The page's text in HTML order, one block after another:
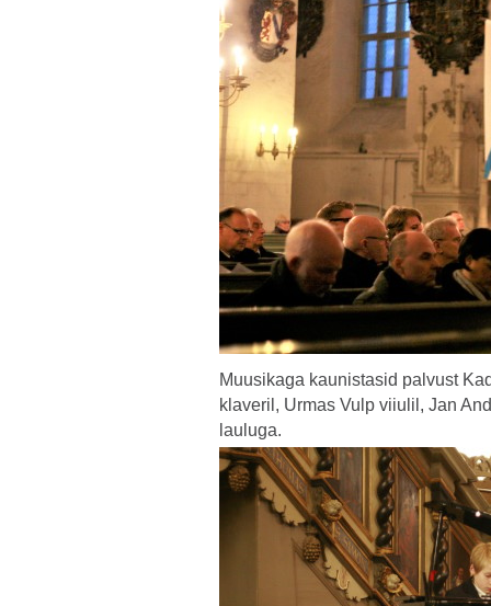
Muusikaga kaunistasid palvust
klaveril, Urmas Vulp viiulil, Jan
lauluga.